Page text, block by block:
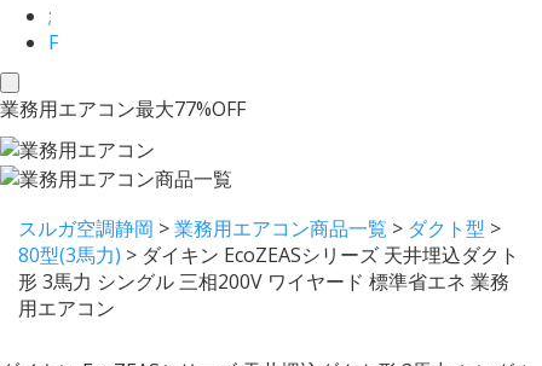
;
F
toggle
navigation
業務用エアコン最大77%OFF
スルガ空調静岡 >業務用エアコン商品一覧 > ダクト型 >
80型(3馬力) > ダイキン EcoZEASシリーズ 天井埋込ダクト
形 3馬力 シングル 三相200V ワイヤード 標準省エネ 業務
用エアコン